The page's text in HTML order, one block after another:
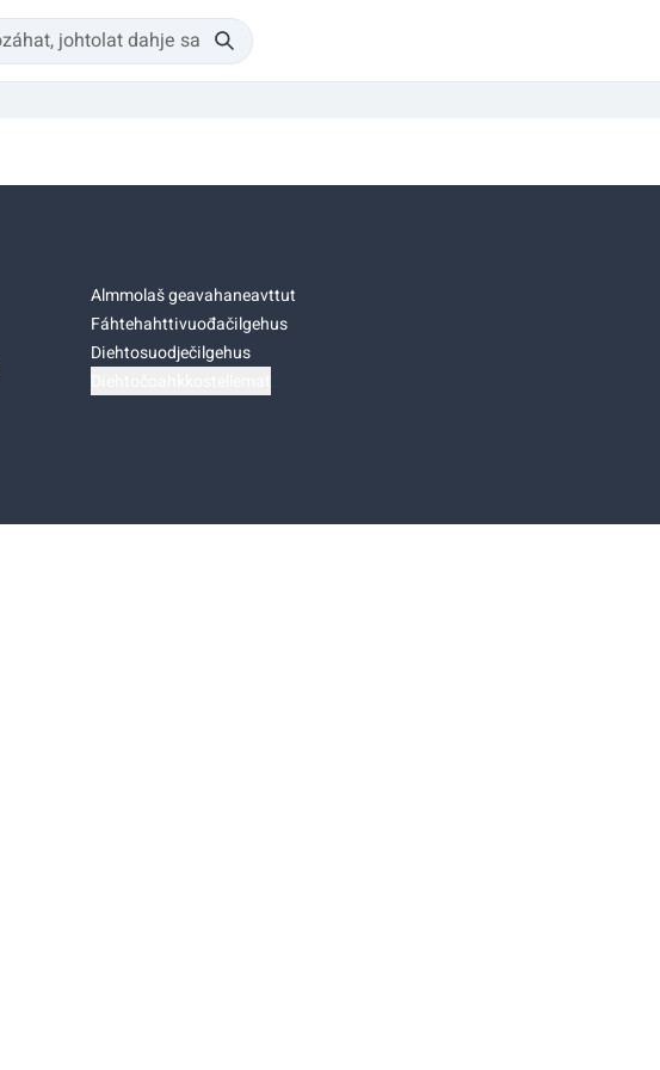
Almmolaš geavahaneavttut
Fáhtehahttivuođačilgehus
Diehtosuodječilgehus